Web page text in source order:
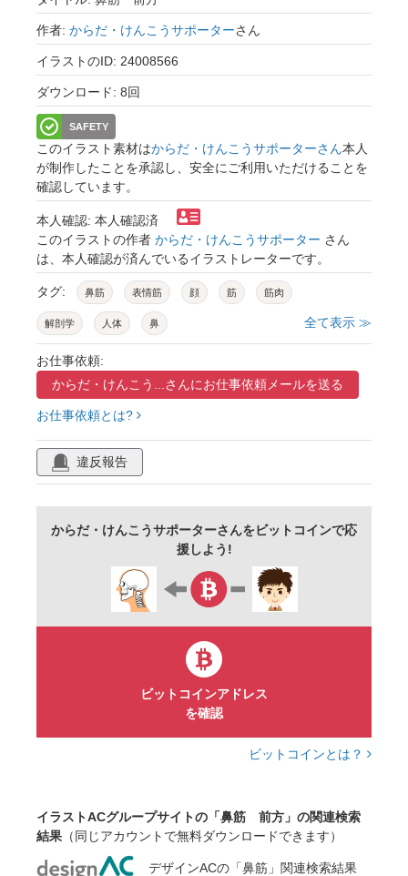
作者: からだ・けんこうサポーターさん
イラストのID: 24008566
ダウンロード: 8回
SAFETY
このイラスト素材はからだ・けんこうサポーターさん本人
が制作したことを承認し、安全にご利用いただけることを
確認しています。
本人確認: 本人確認済
このイラストの作者 からだ・けんこうサポーター さん
は、本人確認が済んでいるイラストレーターです。
タグ: 鼻筋 表情筋 顔 筋 筋肉
解剖学 人体 鼻 全て表示 ≫
お仕事依頼:
からだ・けんこう...さんにお仕事依頼メールを送る
お仕事依頼とは?
違反報告
からだ・けんこうサポーターさんをビットコインで応
援しよう!
ビットコインアドレス
を確認
ビットコインとは？
イラストACグループサイトの「鼻筋 前方」の関連検索
結果 （同じアカウントで無料ダウンロードできます）
デザインACの「鼻筋」関連検索結果